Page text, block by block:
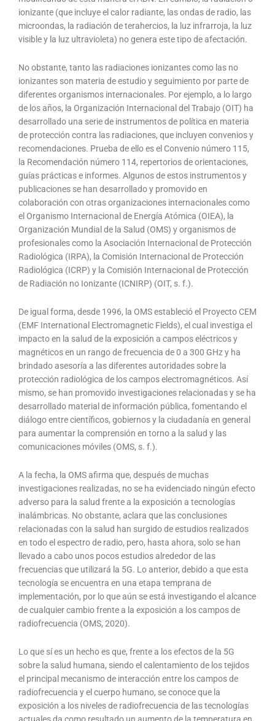
ionizante (que incluye el calor radiante, las ondas de radio, las
microondas, la radiación de terahercios, la luz infrarroja, la luz
visible y la luz ultravioleta) no genera este tipo de afectación.
No obstante, tanto las radiaciones ionizantes como las no
ionizantes son materia de estudio y seguimiento por parte de
diferentes organismos internacionales. Por ejemplo, a lo largo
de los años, la Organización Internacional del Trabajo (OIT) ha
desarrollado una serie de instrumentos de política en materia
de protección contra las radiaciones, que incluyen convenios y
recomendaciones. Prueba de ello es el Convenio número 115,
la Recomendación número 114, repertorios de orientaciones,
guías prácticas e informes. Algunos de estos instrumentos y
publicaciones se han desarrollado y promovido en
colaboración con otras organizaciones internacionales como
el Organismo Internacional de Energía Atómica (OIEA), la
Organización Mundial de la Salud (OMS) y organismos de
profesionales como la Asociación Internacional de Protección
Radiológica (IRPA), la Comisión Internacional de Protección
Radiológica (ICRP) y la Comisión Internacional de Protección
de Radiación no Ionizante (ICNIRP) (OIT, s. f.).
De igual forma, desde 1996, la OMS estableció el Proyecto CEM
(EMF International Electromagnetic Fields), el cual investiga el
impacto en la salud de la exposición a campos eléctricos y
magnéticos en un rango de frecuencia de 0 a 300 GHz y ha
brindado asesoría a las diferentes autoridades sobre la
protección radiológica de los campos electromagnéticos. Así
mismo, se han promovido investigaciones relacionadas y se ha
desarrollado material de información pública, fomentando el
diálogo entre científicos, gobiernos y la ciudadanía en general
para aumentar la comprensión en torno a la salud y las
comunicaciones móviles (OMS, s. f.).
A la fecha, la OMS afirma que, después de muchas
investigaciones realizadas, no se ha evidenciado ningún efecto
adverso para la salud frente a la exposición a tecnologías
inalámbricas. No obstante, aclara que las conclusiones
relacionadas con la salud han surgido de estudios realizados
en todo el espectro de radio, pero, hasta ahora, solo se han
llevado a cabo unos pocos estudios alrededor de las
frecuencias que utilizará la 5G. Lo anterior, debido a que esta
tecnología se encuentra en una etapa temprana de
implementación, por lo que aún se está investigando el alcance
de cualquier cambio frente a la exposición a los campos de
radiofrecuencia (OMS, 2020).
Lo que sí es un hecho es que, frente a los efectos de la 5G
sobre la salud humana, siendo el calentamiento de los tejidos
el principal mecanismo de interacción entre los campos de
radiofrecuencia y el cuerpo humano, se conoce que la
exposición a los niveles de radiofrecuencia de las tecnologías
actuales da como resultado un aumento de la temperatura en